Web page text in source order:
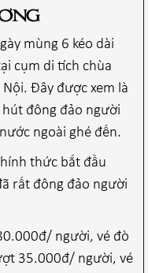
mùng 6 kéo dài
cụm di tích chùa
Đây được xem là
đông đảo người
ngoài ghé đến.
thức bắt đầu
rất đông đảo người
người, vé đò
35.000đ/ người, vé